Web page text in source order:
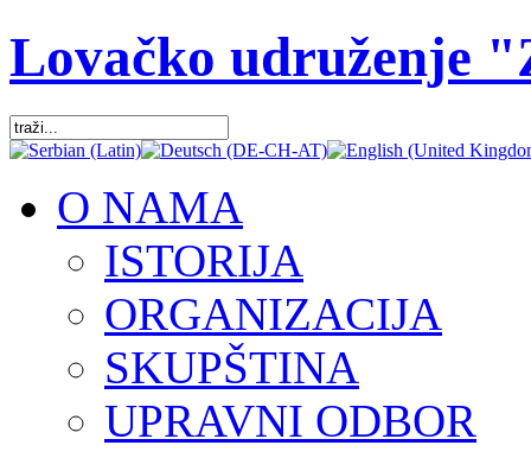
Lovačko udruženje
O NAMA
ISTORIJA
ORGANIZACIJA
SKUPŠTINA
UPRAVNI ODBOR